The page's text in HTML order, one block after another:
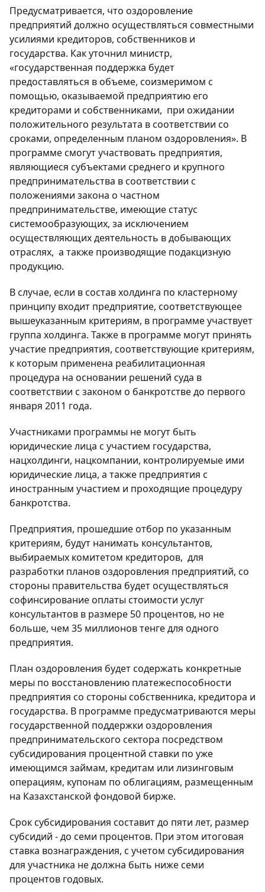
Предусматривается, что оздоровление
предприятий должно осуществляться совместными
усилиями кредиторов, собственников и
государства. Как уточнил министр,
«государственная поддержка будет
предоставляться в объеме, соизмеримом с
помощью, оказываемой предприятию его
кредиторами и собственниками, при ожидании
положительного результата в соответствии со
сроками, определенным планом оздоровления». В
программе смогут участвовать предприятия,
являющиеся субъектами среднего и крупного
предпринимательства в соответствии с
положениями закона о частном
предпринимательстве, имеющие статус
системообразующих, за исключением
осуществляющих деятельность в добывающих
отраслях, а также производящие подакцизную
продукцию.
В случае, если в состав холдинга по кластерному
принципу входит предприятие, соответствующее
вышеуказанным критериям, в программе участвует
группа холдинга. Также в программе могут принять
участие предприятия, соответствующие критериям,
к которым применена реабилитационная
процедура на основании решений суда в
соответствии с законом о банкротстве до первого
января 2011 года.
Участниками программы не могут быть
юридические лица с участием государства,
нацхолдинги, нацкомпании, контролируемые ими
юридические лица, а также предприятия с
иностранным участием и проходящие процедуру
банкротства.
Предприятия, прошедшие отбор по указанным
критериям, будут нанимать консультантов,
выбираемых комитетом кредиторов, для
разработки планов оздоровления предприятий, со
стороны правительства будет осуществляться
софинсирование оплаты стоимости услуг
консультантов в размере 50 процентов, но не
больше, чем 35 миллионов тенге для одного
предприятия.
План оздоровления будет содержать конкретные
меры по восстановлению платежеспособности
предприятия со стороны собственника, кредитора и
государства. В программе предусматриваются меры
государственной поддержки оздоровления
предпринимательского сектора посредством
субсидирования процентной ставки по уже
имеющимся займам, кредитам или лизинговым
операциям, купонам по облигациям, размещенным
на Казахстанской фондовой бирже.
Срок субсидирования составит до пяти лет, размер
субсидий - до семи процентов. При этом итоговая
ставка вознаграждения, с учетом субсидирования
для участника не должна быть ниже семи
процентов годовых.